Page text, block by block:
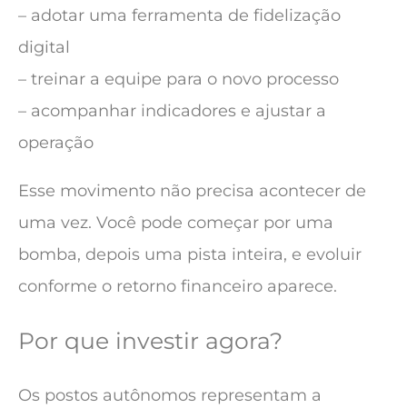
– adotar uma ferramenta de fidelização
digital
– treinar a equipe para o novo processo
– acompanhar indicadores e ajustar a
operação
Esse movimento não precisa acontecer de
uma vez. Você pode começar por uma
bomba, depois uma pista inteira, e evoluir
conforme o retorno financeiro aparece.
Por que investir agora?
Os postos autônomos representam a